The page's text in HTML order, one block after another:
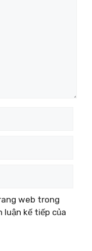
web trong
luận kế tiếp của